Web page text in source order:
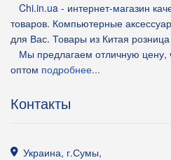
Chi.in.ua - интернет-магазин
товаров. Компьютерные
для Вас. Товары из Китая
Мы предлагаем отличную цену,
оптом подробнее...
Контакты
Украина, г.Сумы,